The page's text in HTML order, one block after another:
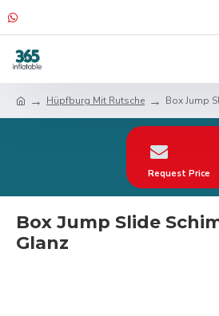
Hüpfburg Mit Rutsche Box Jump
Request Price
Box Jump Slide
Glanz